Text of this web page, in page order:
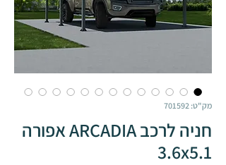
מק"ט: 701592
חניה לרכב ARCADIA אפורה
3.6x5.1